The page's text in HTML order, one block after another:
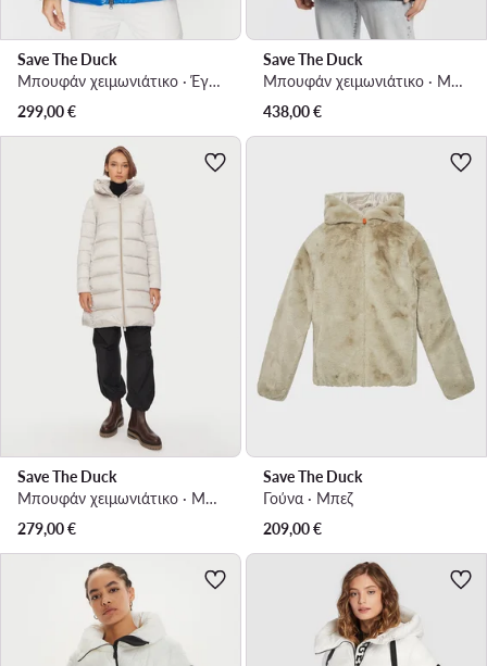
Save The Duck
Μπουφάν χειμωνιάτικο · Έγχρωμο
299,00€
Save The Duck
Μπουφάν χειμωνιάτικο · Μαύρο
438,00€
Save The Duck
Μπουφάν χειμωνιάτικο · Μπεζ
279,00€
Save The Duck
Γούνα · Μπεζ
209,00€